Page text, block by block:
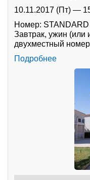
10.11.2017 (Пт) —
Номер:
Завтрак, ужин (или
двухместный
Подробнее